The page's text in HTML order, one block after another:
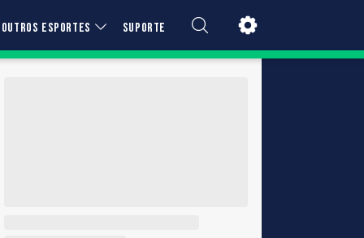
OUTROS ESPORTES SUPORTE